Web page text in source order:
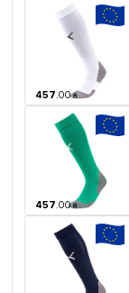
457.00 ₴
457 00 ₴